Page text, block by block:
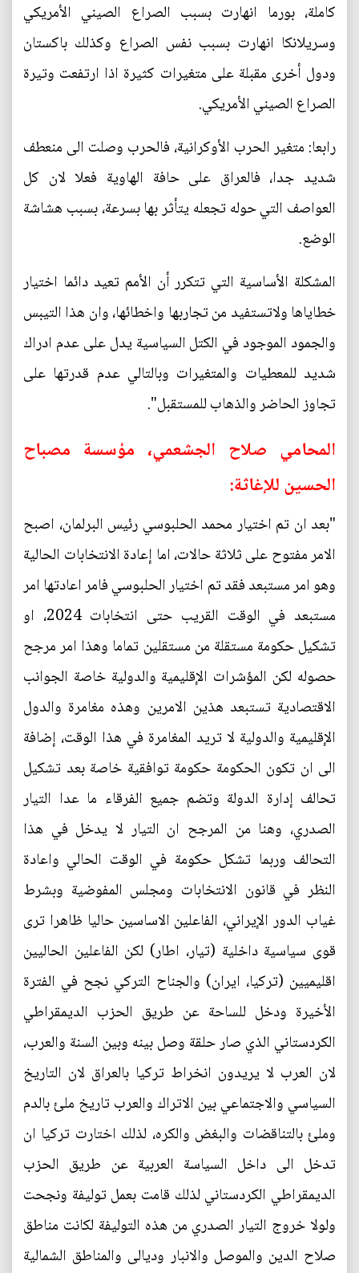
كاملة، بورما انهارت بسبب الصراع الصيني الأمريكي
وسريلانكا انهارت بسبب نفس الصراع وكذلك باكستان
ودول أخرى مقبلة على متغيرات كثيرة اذا ارتفعت وتيرة
الصراع الصيني الأمريكي.
رابعا: متغير الحرب الأوكرانية، فالحرب وصلت الى منعطف
شديد جدا، فالعراق على حافة الهاوية فعلا لان كل
العواصف التي حوله تجعله يتأثر بها بسرعة، بسبب هشاشة
الوضع.
المشكلة الأساسية التي تتكرر أن الأمم تعيد دائما اختيار
خطاياها ولاتستفيد من تجاربها واخطائها، وان هذا التيبس
والجمود الموجود في الكتل السياسية يدل على عدم ادراك
شديد للمعطيات والمتغيرات وبالتالي عدم قدرتها على
تجاوز الحاضر والذهاب للمستقبل".
المحامي صلاح الجشعمي، مؤسسة مصباح
الحسين للإغاثة:
"بعد ان تم اختيار محمد الحلبوسي رئيس البرلمان، اصبح
الامر مفتوح على ثلاثة حالات، اما إعادة الانتخابات الحالية
وهو امر مستبعد فقد تم اختيار الحلبوسي فامر اعادتها امر
مستبعد في الوقت القريب حتى انتخابات 2024، او
تشكيل حكومة مستقلة من مستقلين تماما وهذا امر مرجح
حصوله لكن المؤشرات الإقليمية والدولية خاصة الجوانب
الاقتصادية تستبعد هذين الامرين وهذه مغامرة والدول
الإقليمية والدولية لا تريد المغامرة في هذا الوقت، إضافة
الى ان تكون الحكومة حكومة توافقية خاصة بعد تشكيل
تحالف إدارة الدولة وتضم جميع الفرقاء ما عدا التيار
الصدري، وهنا من المرجح ان التيار لا يدخل في هذا
التحالف وربما تشكل حكومة في الوقت الحالي واعادة
النظر في قانون الانتخابات ومجلس المفوضية وبشرط
غياب الدور الإيراني، الفاعلين الاساسين حاليا ظاهرا ترى
قوى سياسية داخلية (تيار، اطار) لكن الفاعلين الحاليين
اقليميين (تركيا، ايران) والجناح التركي نجح في الفترة
الأخيرة ودخل للساحة عن طريق الحزب الديمقراطي
الكردستاني الذي صار حلقة وصل بينه وبين السنة والعرب،
لان العرب لا يريدون انخراط تركيا بالعراق لان التاريخ
السياسي والاجتماعي بين الاتراك والعرب تاريخ ملئ بالدم
وملئ بالتناقضات والبغض والكره، لذلك اختارت تركيا ان
تدخل الى داخل السياسة العربية عن طريق الحزب
الديمقراطي الكردستاني لذلك قامت بعمل توليفة ونجحت
ولولا خروج التيار الصدري من هذه التوليفة لكانت مناطق
صلاح الدين والموصل والانبار وديالى والمناطق الشمالية